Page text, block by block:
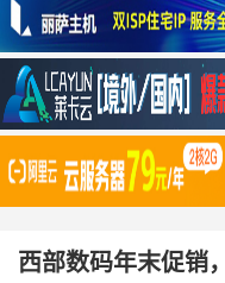
西部数码年末促销